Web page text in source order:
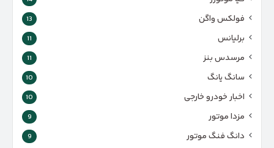
فولکس واگن 13
برلیانس 11
مرسدس بنز 11
سانگ یانگ 10
اخبار خودرو خارجی 10
مزدا موتور 9
دانگ فنگ موتور 9